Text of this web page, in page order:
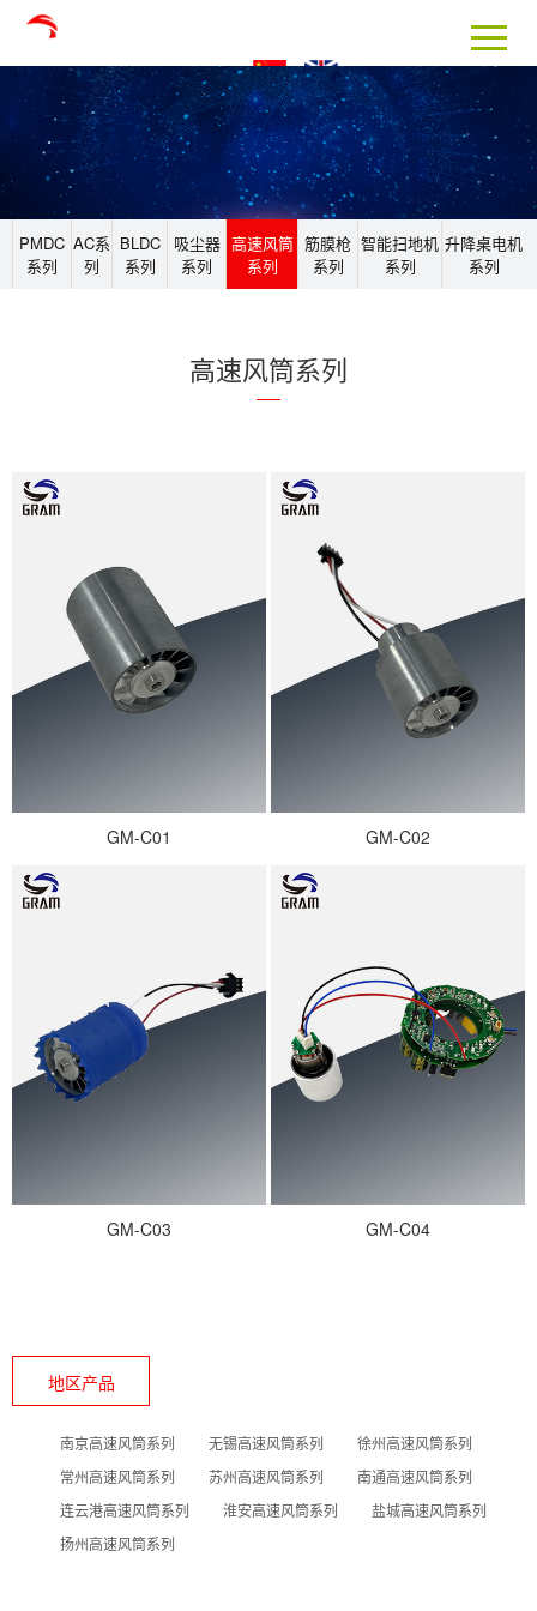
PMDC
系列
AC系
列
BLDC
系列
吸尘器
系列
高速风筒
系列
筋膜枪
系列
智能扫地机
系列
升降桌电机
系列
高速风筒系列
GM-C01 GM-C02
GM-C03 GM-C04
地区产品
南京高速风筒系列 无锡高速风筒系列
徐州高速风筒系列
常州高速风筒系列
苏州高速风筒系列
南通高速风筒系列
连云港高速风筒系列
淮安高速风筒系列
盐城高速风筒系列
扬州高速风筒系列